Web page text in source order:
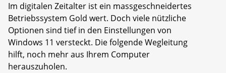
Im digitalen Zeitalter ist ein massgeschneidertes
Betriebssystem Gold wert. Doch viele nützliche
Optionen sind tief in den Einstellungen von
Windows 11 versteckt. Die folgende Wegleitung
hilft, noch mehr aus Ihrem Computer
herauszuholen.